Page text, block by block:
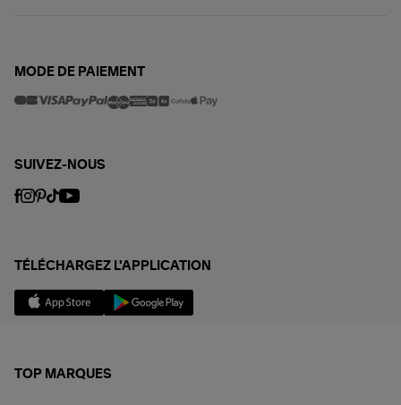
MODE DE PAIEMENT
SUIVEZ-NOUS
TÉLÉCHARGEZ L'APPLICATION
TOP MARQUES